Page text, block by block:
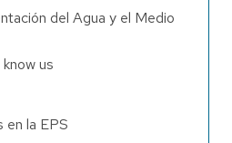
del Agua y el Medio
us
en la EPS